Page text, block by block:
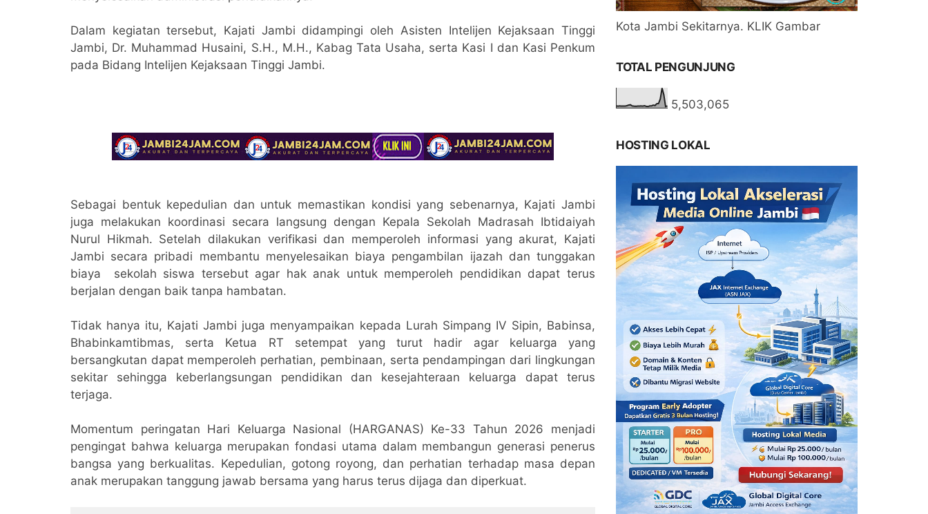
Dalam kegiatan tersebut, Kajati Jambi didampingi oleh Asisten Intelijen Kejaksaan Tinggi
Jambi, Dr. Muhammad Husaini, S.H., M.H., Kabag Tata Usaha, serta Kasi I dan Kasi Penkum
pada Bidang Intelijen Kejaksaan Tinggi Jambi.
Sebagai bentuk kepedulian dan untuk memastikan kondisi yang sebenarnya, Kajati Jambi
juga melakukan koordinasi secara langsung dengan Kepala Sekolah Madrasah Ibtidaiyah
Nurul Hikmah. Setelah dilakukan verifikasi dan memperoleh informasi yang akurat, Kajati
Jambi secara pribadi membantu menyelesaikan biaya pengambilan ijazah dan tunggakan
biaya sekolah siswa tersebut agar hak anak untuk memperoleh pendidikan dapat terus
berjalan dengan baik tanpa hambatan.
Tidak hanya itu, Kajati Jambi juga menyampaikan kepada Lurah Simpang IV Sipin, Babinsa,
Bhabinkamtibmas, serta Ketua RT setempat yang turut hadir agar keluarga yang
bersangkutan dapat memperoleh perhatian, pembinaan, serta pendampingan dari lingkungan
sekitar sehingga keberlangsungan pendidikan dan kesejahteraan keluarga dapat terus
terjaga.
Momentum peringatan Hari Keluarga Nasional (HARGANAS) Ke-33 Tahun 2026 menjadi
pengingat bahwa keluarga merupakan fondasi utama dalam membangun generasi penerus
bangsa yang berkualitas. Kepedulian, gotong royong, dan perhatian terhadap masa depan
anak merupakan tanggung jawab bersama yang harus terus dijaga dan diperkuat.
Kota Jambi Sekitarnya. KLIK Gambar
TOTAL PENGUNJUNG
5,503,065
HOSTING LOKAL